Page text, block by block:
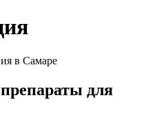
в Самаре
для